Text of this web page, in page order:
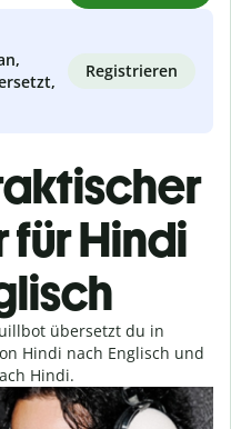
Registrieren
für Hindi
übersetzt du in
Hindi nach Englisch und
Hindi.